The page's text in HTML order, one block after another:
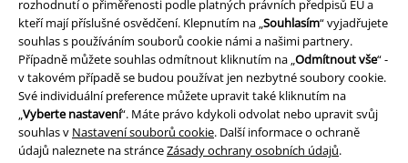
rozhodnutí o přiměřenosti podle platných právních předpisů EU a
kteří mají příslušné osvědčení. Klepnutím na „Souhlasím“ vyjadřujete
souhlas s používáním souborů cookie námi a našimi partnery.
Případně můžete souhlas odmítnout kliknutím na „Odmítnout vše“ -
v takovém případě se budou používat jen nezbytné soubory cookie.
Své individuální preference můžete upravit také kliknutím na
„Vyberte nastavení“. Máte právo kdykoli odvolat nebo upravit svůj
souhlas v Nastavení souborů cookie. Další informace o ochraně
údajů naleznete na stránceZásady ochrany osobních údajů.
Prohlášení
Ochrana osobních údajů
Likvidace odpadu a ochrana životního prostředí
Prohlášení o shodě